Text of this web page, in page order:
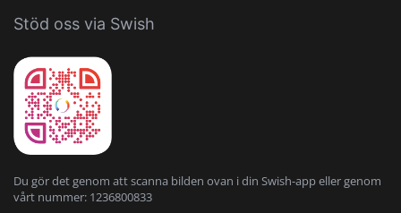
Stöd oss via Swish
Du gör det genom att scanna bilden ovan i din Swish-app eller genom
vårt nummer: 1236800833